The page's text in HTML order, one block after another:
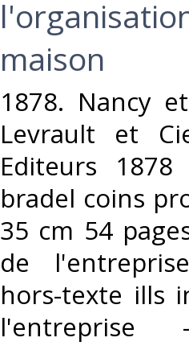
maison‎
‎1878. Nancy
Levrault et
Editeurs
bradel coins
35 cm 54
de
hors-texte ills
l'entreprise